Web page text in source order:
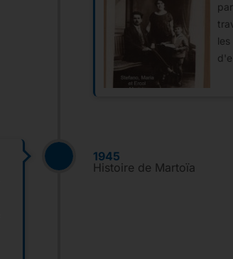
1945
Histoire de Martoïa